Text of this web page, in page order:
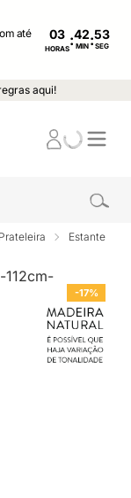
até
03
HORAS: MIN : SEG
aqui!
Estante
-17%